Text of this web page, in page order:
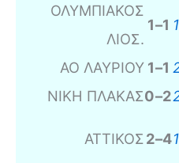
ΟΛΥΜΠΙΑΚΟΣ
ΛΙΟΣ.
1–1
ΑΟ ΛΑΥΡΙΟΥ 1–1
ΝΙΚΗ ΠΛΑΚΑΣ0–2
ΑΤΤΙΚΟΣ2–4